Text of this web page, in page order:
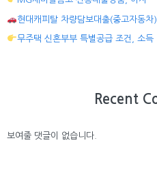
현대캐피탈 차량담보대출(중고자동
무주택 신혼부부 특별공급 조건, 소득
Recent
보여줄 댓글이 없습니다.